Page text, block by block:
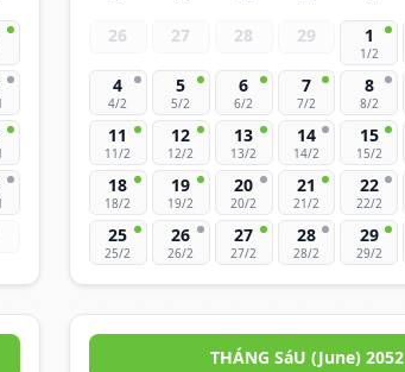
26 27 28 29 1
1/2
4
4/2
5
5/2
6
6/2
7
7/2
8
8/2
11
11/2
12
12/2
13
13/2
14
14/2
15
15/2
18
18/2
19
19/2
20
20/2
21
21/2
22
22/2
25
25/2
26
26/2
27
27/2
28
28/2
29
29/2
THÁNG SáU (June) 2052